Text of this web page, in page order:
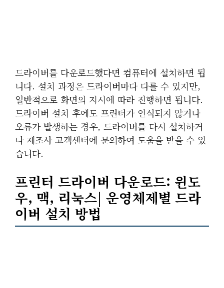
드라이버를 다운로드했다면 컴퓨터에 설치하면 됩
니다. 설치 과정은 드라이버마다 다를 수 있지만,
일반적으로 화면의 지시에 따라 진행하면 됩니다.
드라이버 설치 후에도 프린터가 인식되지 않거나
오류가 발생하는 경우, 드라이버를 다시 설치하거
나 제조사 고객센터에 문의하여 도움을 받을 수 있
습니다.
프린터 드라이버 다운로드: 윈도
우, 맥, 리눅스| 운영체제별 드라
이버 설치 방법